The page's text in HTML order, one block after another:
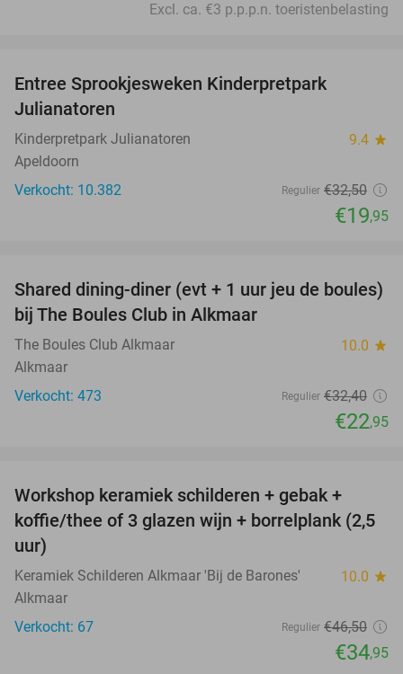
Excl. ca. €3 p.p.p.n. toeristenbelasting
Entree Sprookjesweken Kinderpretpark
Julianatoren
Kinderpretpark Julianatoren 9.4 star
Apeldoorn
Verkocht: 10.382
Regulier €32,50
€19,95
29%
Shared dining-diner (evt + 1 uur jeu de boules)
bij The Boules Club in Alkmaar
The Boules Club Alkmaar 10.0 star
Alkmaar
Verkocht: 473
Regulier €32,40
€22,95
Workshop keramiek schilderen + gebak +
koffie/thee of 3 glazen wijn + borrelplank (2,5
uur)
Keramiek Schilderen Alkmaar 'Bij de Barones' 10.0 star
Alkmaar
Verkocht: 67
Regulier €46,50
€34,95